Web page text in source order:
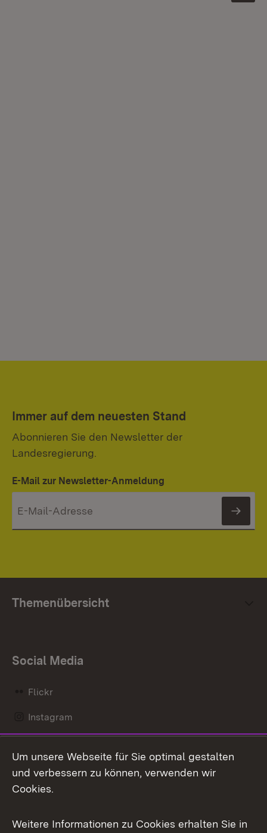
Immer auf dem neuesten Stand
Abonnieren Sie den Newsletter der
Landesregierung.
E-Mail zur Newsletter-Anmeldung
Themenübersicht
Social Media
Flickr
Instagram
Mastodon
Messenger
Social Wall
Um unsere Webseite für Sie optimal gestalten
und verbessern zu können, verwenden wir
Cookies.
Weitere Informationen zu Cookies erhalten Sie in